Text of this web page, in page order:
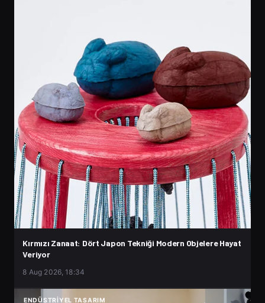
Kırmızı Zanaat: Dört Japon Tekniği Modern Objelere Hayat
Veriyor
8 Aug 2026, 18:34
ENDÜSTRIYEL TASARIM